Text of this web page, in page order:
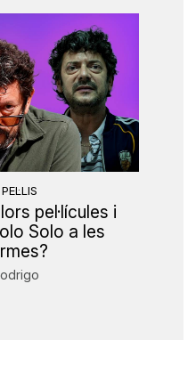
pel·lícules i
Solo a les